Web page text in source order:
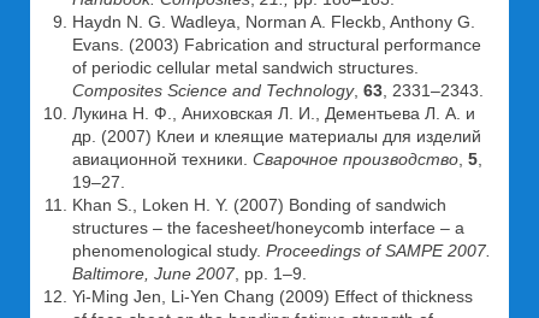
Haydn N. G. Wadleya, Norman A. Fleckb, Anthony G.
Evans. (2003) Fabrication and structural performance
of periodic cellular metal sandwich structures.
Composites Science and Technology, 63 , 2331–2343.
Лукина Н. Ф., Аниховская Л. И., Дементьева Л. А. и
др. (2007) Клеи и клеящие материалы для изделий
авиационной техники. Сварочное производство 5
19–27.
Khan S., Loken H. Y. (2007) Bonding of sandwich
structures – the facesheet/honeycomb interface – a
phenomenological study. Proceedings of SAMPE 2007.
Baltimore, June 2007 , рр. 1–9.
Yi-Ming Jen, Li-Yen Chang (2009) Effect of thickness